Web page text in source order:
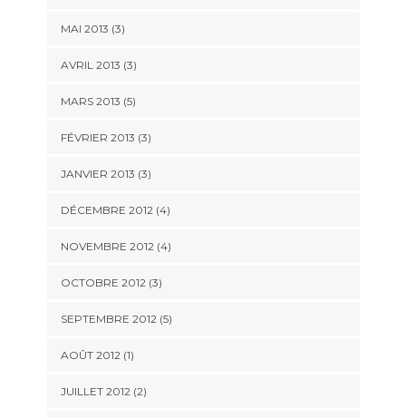
MAI 2013 (3)
AVRIL 2013 (3)
MARS 2013 (5)
FÉVRIER 2013 (3)
JANVIER 2013 (3)
DÉCEMBRE 2012(4)
NOVEMBRE 2012(4)
OCTOBRE 2012(3)
SEPTEMBRE 2012(5)
AOÛT 2012(1)
JUILLET 2012(2)